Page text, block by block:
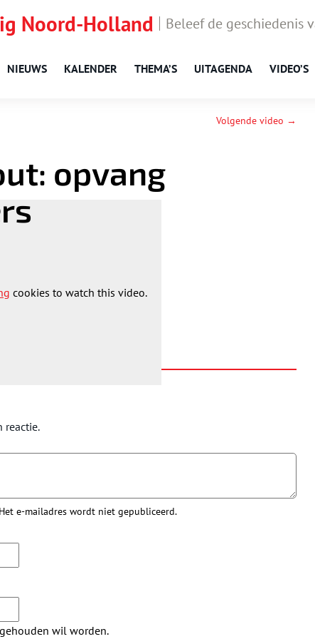
Noord-Holland Beleef de geschiedenis
NIEUWS KALENDER THEMA’S UITAGENDA VIDEO’S
Volgende video →
opvang
cookies to watch this video.
reactie.
e-mailadres wordt niet gepubliceerd.
wil worden.